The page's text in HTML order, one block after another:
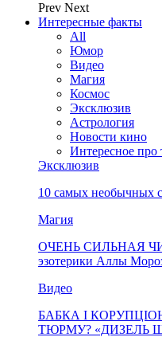
Prev Next
Интересные факты
All
Юмор
Видео
Магия
Космос
Эксклюзив
Астрология
Новости кино
Интересное про
Эксклюзив
10 самых необычных
Магия
ОЧЕНЬ СИЛЬНАЯ
эзотерики Аллы
Видео
БАБКА І
ТЮРМУ? «ДИЗЕЛЬ